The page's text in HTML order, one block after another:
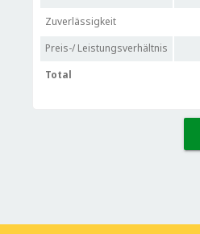
Zuverlässigkeit
Preis-/ Leistungsverhältnis
Total